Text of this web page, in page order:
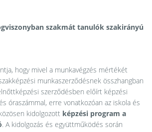
szakmát tanulók szakirányú
hogy mivel a munkavégzés mértékét
munkaszerződésnek összhangban
szerződésben előírt képzési
óraszámmal, erre vonatkozóan az iskola és
kidolgozott képzési program a
. A kidolgozás és együttműködés során